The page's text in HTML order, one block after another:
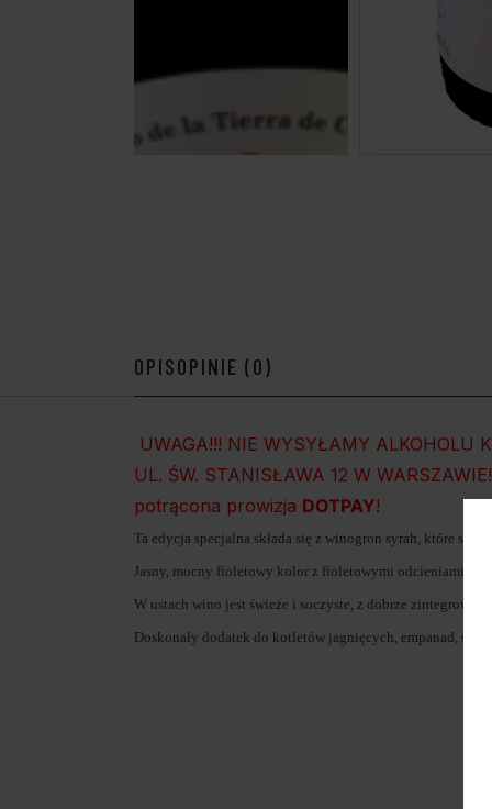
OPISOPINIE (0)
UWAGA!!! NIE WYSYŁAMY ALKOHOLU
UL. ŚW. STANISŁAWA 12 W
potrącona prowizja DOTPAY!
Ta edycja specjalna składa się z winogron syrah, które są
Jasny, mocny fioletowy kolor z fioletowymi odcieniami.
W ustach wino jest świeże i soczyste, z dobrze
Doskonały dodatek do kotletów jagnięcych, empanad,